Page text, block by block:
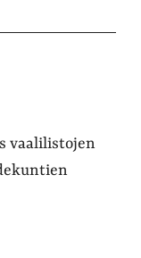
vaalilistojen